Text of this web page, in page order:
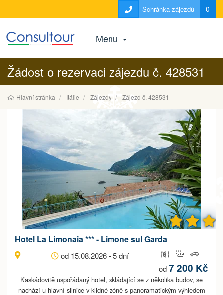
Schránka zájezdů 0
Menu
Žádost o rezervaci zájezdu č. 428531
Hlavní stránka Itálie Zájezdy Zájezd č. 428531
Hotel La Limonaia *** - Limone sul Garda
od 15.08.2026 - 5 dní
od7 200 Kč
Kaskádovitě uspořádaný hotel, skládající se z několika budov, se
nachází u hlavní silnice v klidné zóně s panoramatickým výhledem